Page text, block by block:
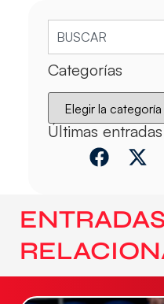
Categorías
Últimas entradas
ENTRADAS